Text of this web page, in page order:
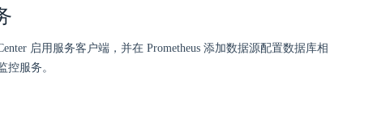
启用服务客户端，并在 Prometheus 添加数据源配置数据库相
控服务。